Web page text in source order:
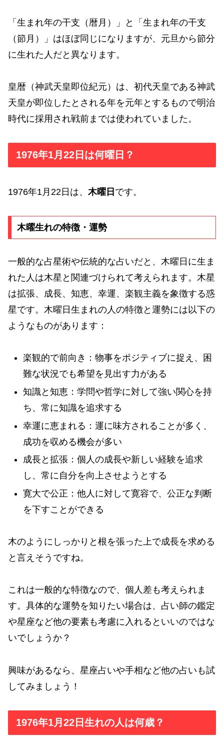
「生まれ年の干支（暦月）」と「生まれ年の干支
（節月）」はほぼ同じになりますが、元旦から節分
に生れた人だと異なります。
皇暦（神武天皇即位紀元）は、初代天皇である神武
天皇が即位したとされる年を元年とするもので明治
時代に採用され戦前までは使われていました。
1976年1月22日は何曜日？
1976年1月22日は、 木曜日 です。
木曜生れの特徴・運勢
一般的な占星術や伝統的な占いだと、木曜日に生ま
れた人は木星と関連づけられて考えられます。木星
は拡張、成長、知恵、幸運、楽観主義を象徴する惑
星です。木曜日生まれの人の特徴と運勢には以下の
ようなものがあります：
楽観的で前向き：物事をポジティブに捉え、困
難な状況でも希望を見出す力がある
知識と知恵：学問や哲学に対して強い関心を持
ち、常に知識を追求する
幸運に恵まれる：運に味方されることが多く、
成功を収める機会が多い
成長と拡張：個人の成長や新しい経験を追求
し、常に自分を向上させようとする
寛大で公正：他人に対して寛容で、公正な判断
を下すことができる
木のようにしっかりと根を張った上で成長を求める
と言えそうですね。
これは一般的な特徴なので、個人差も考えられま
す。具体的な運勢を知りたい場合は、占い師の鑑定
や星座など他の要素も考慮に入れるといいのではな
いでしょうか？
興味があるなら、星座占いや手相など他の占いも試
してみましょう！
1976年1月22日生れの人は何歳？